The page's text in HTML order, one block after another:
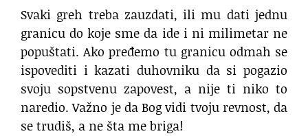
Svaki greh treba zauzdati, ili mu dati jednu
granicu do koje sme da ide i ni milimetar ne
popuštati. Ako pređemo tu granicu odmah se
ispovediti i kazati duhovniku da si pogazio
svoju sopstvenu zapovest, a nije ti niko to
naredio. Važno je da Bog vidi tvoju revnost, da
se trudiš, a ne šta me briga!